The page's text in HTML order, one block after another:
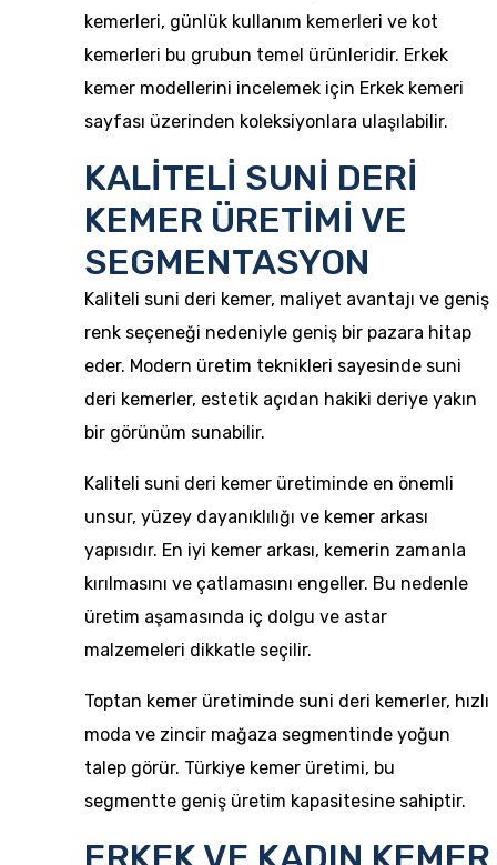
kemerleri, günlük kullanım kemerleri ve kot
kemerleri bu grubun temel ürünleridir. Erkek
kemer modellerini incelemek için Erkek kemeri
sayfası üzerinden koleksiyonlara ulaşılabilir.
KALİTELİ SUNİ DERİ
KEMER ÜRETİMİ VE
SEGMENTASYON
Kaliteli suni deri kemer, maliyet avantajı ve geniş
renk seçeneği nedeniyle geniş bir pazara hitap
eder. Modern üretim teknikleri sayesinde suni
deri kemerler, estetik açıdan hakiki deriye yakın
bir görünüm sunabilir.
Kaliteli suni deri kemer üretiminde en önemli
unsur, yüzey dayanıklılığı ve kemer arkası
yapısıdır. En iyi kemer arkası, kemerin zamanla
kırılmasını ve çatlamasını engeller. Bu nedenle
üretim aşamasında iç dolgu ve astar
malzemeleri dikkatle seçilir.
Toptan kemer üretiminde suni deri kemerler, hızlı
moda ve zincir mağaza segmentinde yoğun
talep görür. Türkiye kemer üretimi, bu
segmentte geniş üretim kapasitesine sahiptir.